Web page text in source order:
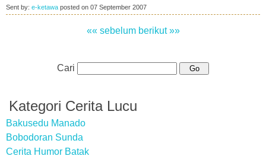
Sent by: e-ketawa posted on 07 September 2007
«« sebelum berikut »»
Cari
Kategori Cerita Lucu
Bakusedu Manado
Bobodoran Sunda
Cerita Humor Batak